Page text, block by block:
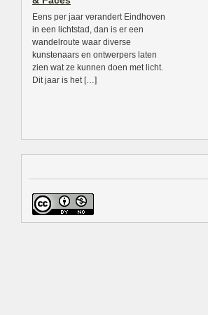
Eens per jaar verandert Eindhoven
in een lichtstad, dan is er een
wandelroute waar diverse
kunstenaars en ontwerpers laten
zien wat ze kunnen doen met licht.
Dit jaar is het […]